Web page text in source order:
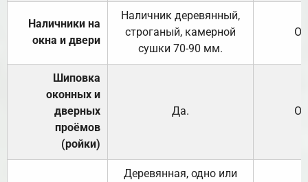
Наличники на
окна и двери
Наличник деревянный,
строганый, камерной
сушки 70-90 мм.
Шиповка
оконных и
дверных
проёмов
(ройки)
Да.
Деревянная, одно или